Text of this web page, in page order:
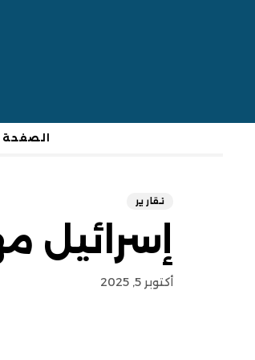
الصفحة
تقارير
إسرائيل
أكتوبر 5, 2025